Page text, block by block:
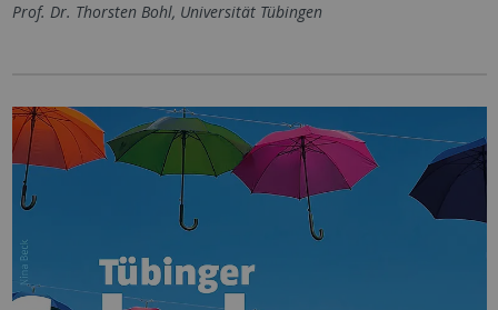
Prof. Dr. Thorsten Bohl, Universität Tübingen